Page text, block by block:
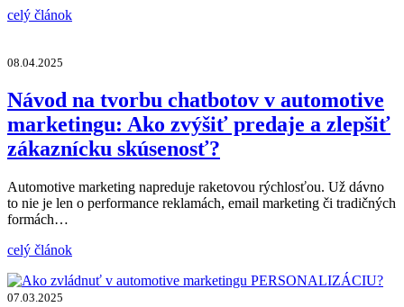
celý článok
08.04.2025
Návod na tvorbu chatbotov v automotive
marketingu: Ako zvýšiť predaje a zlepšiť
zákaznícku skúsenosť?
Automotive marketing napreduje raketovou rýchlosťou. Už dávno
to nie je len o performance reklamách, email marketing či tradičných
formách…
celý článok
07.03.2025